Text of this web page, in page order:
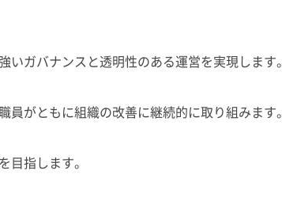
ガバナンスと透明性のある運営を実現します。
がともに組織の改善に継続的に取り組みます。
指します。